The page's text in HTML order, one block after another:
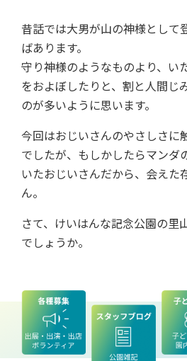
昔話では大男が山の神様として
ばあります。
守り神様のようなものより、い
をおよぼしたりと、割と人間じ
のが多いように思います。
今回はおじいさんのやさしさに
でしたが、もしかしたらマンダ
いたおじいさんだから、会えた
ん。
さて、けいはんな記念公園の里
でしょうか。